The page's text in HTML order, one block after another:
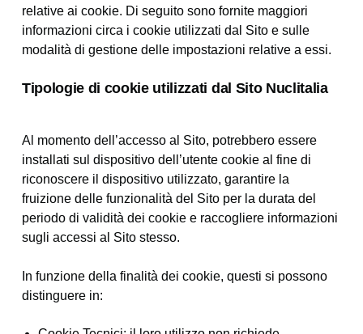
relative ai cookie. Di seguito sono fornite maggiori
informazioni circa i cookie utilizzati dal Sito e sulle
modalità di gestione delle impostazioni relative a essi.
Tipologie di cookie utilizzati dal Sito Nuclitalia
Al momento dell’accesso al Sito, potrebbero essere
installati sul dispositivo dell’utente cookie al fine di
riconoscere il dispositivo utilizzato, garantire la
fruizione delle funzionalità del Sito per la durata del
periodo di validità dei cookie e raccogliere informazioni
sugli accessi al Sito stesso.
In funzione della finalità dei cookie, questi si possono
distinguere in: